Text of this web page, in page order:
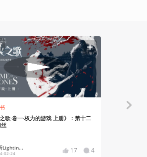
歌·卷一·权力的游戏 上册》：第十二
Lightin...
02-24 17 4
机核有声书